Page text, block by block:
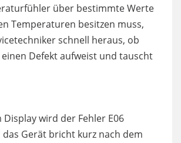
über bestimmte Werte
Temperaturen besitzen muss,
schnell heraus, ob
Defekt aufweist und tauscht
Display wird der Fehler E06
Gerät bricht kurz nach dem